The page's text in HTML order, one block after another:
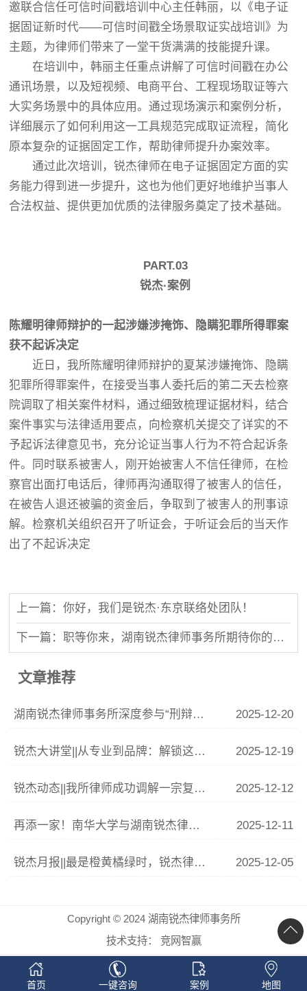
邀联合信任可信时间戳培训中心主任韩丽，以《电子证
据固证新时代——可信时间戳全场景取证实战培训》为
主题，为律师们带来了一堂干货满满的技能提升课。
在培训中，韩丽主任重点讲解了可信时间戳在办公
通讯场景，以及短视频、电商平台、工程现场取证等六
大实务场景中的具体应用。通过现场演示和案例分析，
详细展示了如何利用这一工具规范完成取证流程，简化
原本复杂的证据固定工作，帮助律师提升办案效率。
通过此次培训，锐杰律师在电子证据固定方面的实
务能力得到进一步提升，这也为他们更好地维护当事人
合法权益、提供更加优质的法律服务奠定了技术基础。
PART.03
锐杰·案例
陈耀明律师辩护的一起涉嫌涉掩饰、隐瞒犯罪所得罪案
获不起诉决定
近日，我所陈耀明律师辩护的夏某涉嫌掩饰、隐瞒
犯罪所得罪案件，在接受当事人委托后的第二天去检察
院调取了相关案件材料，通过细致梳理证据材料，结合
案件事实与法律适用要点，向检察机关提交了详实的不
予起诉法律意见书，充分论证当事人行为不符合起诉条
件。同时联系被害人，刚开始被害人不信任律师，在检
察官出面打电话后，律师再沟通取得了被害人的信任，
在被告人退还被骗的资金后，争取到了被害人的刑事谅
解。检察机关组织召开了听证会，于听证会后的当天作
出了不起诉决定
上一篇：你好，我们是锐杰·东京联络处团队！
下一篇：职等你来，湖南锐杰律师事务所期待你的加入!
文章推荐
湖南锐杰律师事务所深度参与“刑辩湘军”联训 李青云副主任精析涉“骗”案件辩护要点 2025-12-20
锐杰大讲堂||从专业到品牌：解锁这份律师IP打造指南 2025-12-19
锐杰动态||我所律师成功调解一宗复杂婚姻家庭纠纷 2025-12-12
再添一家！南华大学与湖南锐杰律师事务所共建法学实践教学基地签约揭牌仪式圆满举行 2025-12-11
锐杰月报||最是橙黄橘绿时，锐杰律所11月事记 2025-12-05
首页 一键咨询 案例 地图
Copyright © 2024 湖南锐杰律师事务所
技术支持：
竞网智赢